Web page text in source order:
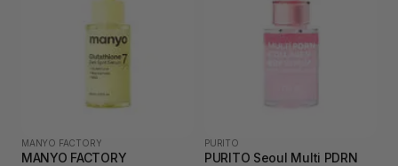
MANYO FACTORY
MANYO FACTORY
PURITO
PURITO Seoul Multi PDRN